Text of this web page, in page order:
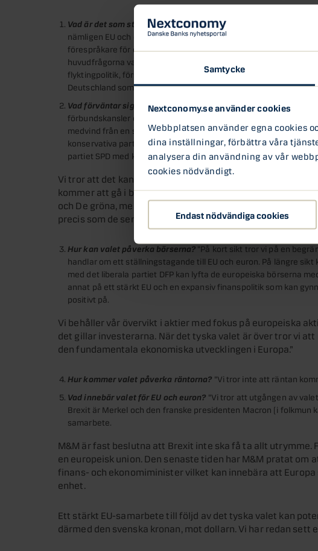
Samtycke
Nextconomy.se använder cookies
Webbplatsen använder egna cookies
dina inställningar, förbättra våra
analysera din användning av vår
cookies nödvändigt.
Endast nödvändiga cookies
Vad är det som står på spel i det tyska valet?
nämligen EU och eurosamarbetet. Både Angela Merkel och
förespråkare för ett tätt europeiskt samarbete, och därmed står
huvudfrågorna var just det europeiska samarbetet. I Tyskland är
flyktingpolitik, försvarsbudget och skatt som står högst på
Deutschland som vill att Tyskland ska lämna euron, verkar inte
Vad förväntar sig Danske Bank av valet?”Vi förväntar oss att
förbundskansler efter valet. Det är just nu det som alla
medvind från en solid tysk ekonomi med väldigt låg
konservativa parti CDU och systerpartiet CSU just nu för 38
partiet SPD med konkurrenten Schultz ligger på 24 procent.
Vi tror att det kan bli en del spänningar kring vilken
kommer att gå i bräschen för. Ett sannolikt scenario är en
och De gröna, men det kan även sluta med en bred
precis som de senaste fyra åren.”
Hur kan valet påverka börserna? ”På kort sikt tror vi på en
handlar om ett ställningstagande till EU och euron. På längre
med det liberala partiet DFP kan lyfta de europeiska börserna
annat på ett stärkt EU och en expansiv finanspolitik som kan
positivt på.
Vi behåller vår övervikt i aktier med fokus på europeiska
det gillar investerarna. När det tyska valet är över tror vi
den fundamentala ekonomiska utvecklingen i Europa.”
Hur kommer valet påverka räntorna? ”Vi tror inte att räntan
Vad innebär valet för EU och euron? ”Vi tror att utgången av
Brexit är Merkel och den franske presidenten Macron (i folkmun
samarbete.
M&M är fast beslutna att Brexit inte ska få ta allt utrymme.
en europeisk union. Den senaste tiden har M&M pratat om
finans- och ekonomiminister vilket kan innebära att
enhet.
Ett stärkt EU-samarbete till följd av det tyska valet kan
därmed den svenska kronan, mot dollarn. Vi har redan sett